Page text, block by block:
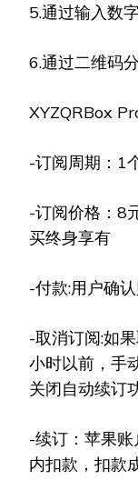
5.通过输入数
6.通过二维码
XYZQRBox
-订阅周期：1
-订阅价格：8
买终身享有
-付款:用户确
-取消订阅:如
小时以前，手
关闭自动续订
-续订：苹果
内扣款，扣款